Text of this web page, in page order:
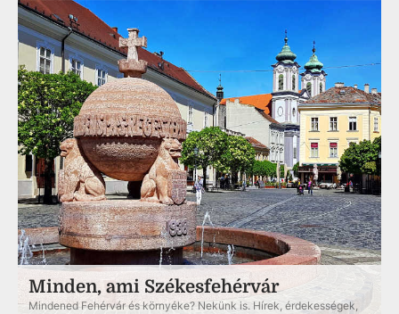
Minden, ami Székesfehérvár
Mindened Fehérvár és környéke? Nekünk is. Hírek, érdekességek,